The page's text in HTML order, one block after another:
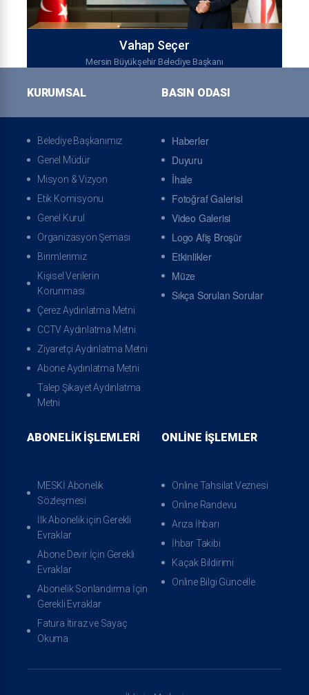
Vahap Seçer
Mersin Büyükşehir Belediye Başkanı
Özgeçmiş
Online Tahsilat Veznesi Online Randevu
Arıza İhbarı
KURUMSAL
Belediye Başkanımız
Genel Müdür
Misyon & Vizyon
Etik Komisyonu
Genel Kurul
Organizasyon Şeması
Birimlerimiz
Kişisel Verilerin
Korunması
Çerez Aydınlatma Metni
CCTV Aydınlatma Metni
Ziyaretçi Aydınlatma Metni
Abone Aydınlatma Metni
Talep Şikayet Aydınlatma
Metni
BASIN ODASI
Haberler
Duyuru
İhale
Fotoğraf Galerisi
Video Galerisi
Logo Afiş Broşür
Etkinlikler
Müze
Sıkça Sorulan Sorular
ABONELIK İŞLEMLERI
MESKİ Abonelik
Sözleşmesi
İlk Abonelik için Gerekli
Evraklar
Abone Devir İçin Gerekli
Evraklar
Abonelik Sonlandırma İçin
Gerekli Evraklar
Fatura İtiraz ve Sayaç
Okuma
ONLINE İŞLEMLER
Online Tahsilat Veznesi
Online Randevu
Arıza İhbarı
İhbar Takibi
Kaçak Bildirimi
Online Bilgi Güncelle